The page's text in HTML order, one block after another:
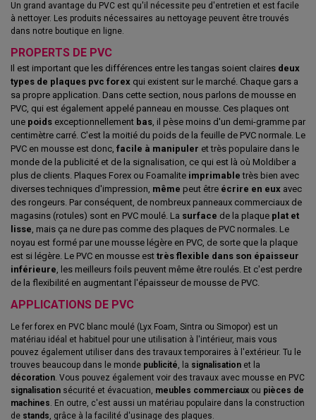
Un grand avantage du PVC est qu'il nécessite peu d'entretien et est facile
à nettoyer. Les produits nécessaires au nettoyage peuvent être trouvés
dans notre boutique en ligne.
PROPERTS DE PVC
Il est important que les différences entre les tangas soient claires deux
types de plaques pvc forex qui existent sur le marché. Chaque gars a
sa propre application. Dans cette section, nous parlons de mousse en
PVC, qui est également appelé panneau en mousse. Ces plaques ont
une poids exceptionnellement bas, il pèse moins d'un demi-gramme par
centimètre carré. C'est la moitié du poids de la feuille de PVC normale. Le
PVC en mousse est donc, facile à manipuler et très populaire dans le
monde de la publicité et de la signalisation, ce qui est là où Moldiber a
plus de clients. Plaques Forex ou Foamalite imprimable très bien avec
diverses techniques d'impression, même peut être écrire en eux avec
des rongeurs. Par conséquent, de nombreux panneaux commerciaux de
magasins (rotules) sont en PVC moulé. La surface de la plaque plat et
lisse, mais ça ne dure pas comme des plaques de PVC normales. Le
noyau est formé par une mousse légère en PVC, de sorte que la plaque
est si légère. Le PVC en mousse est très flexible dans son épaisseur
inférieure, les meilleurs foils peuvent même être roulés. Et c'est perdre
de la flexibilité en augmentant l'épaisseur de mousse de PVC.
APPLICATIONS DE PVC
Le fer forex en PVC blanc moulé (Lyx Foam, Sintra ou Simopor) est un
matériau idéal et habituel pour une utilisation à l'intérieur, mais vous
pouvez également utiliser dans des travaux temporaires à l'extérieur. Tu le
trouves beaucoup dans le monde publicité, la signalisation et la
décoration. Vous pouvez également voir des travaux avec mousse en PVC
signalisation sécurité et évacuation, meubles commerciaux ou pièces de
machines. En outre, c'est aussi un matériau populaire dans la construction
de stands, grâce à la facilité d'usinage des plaques.